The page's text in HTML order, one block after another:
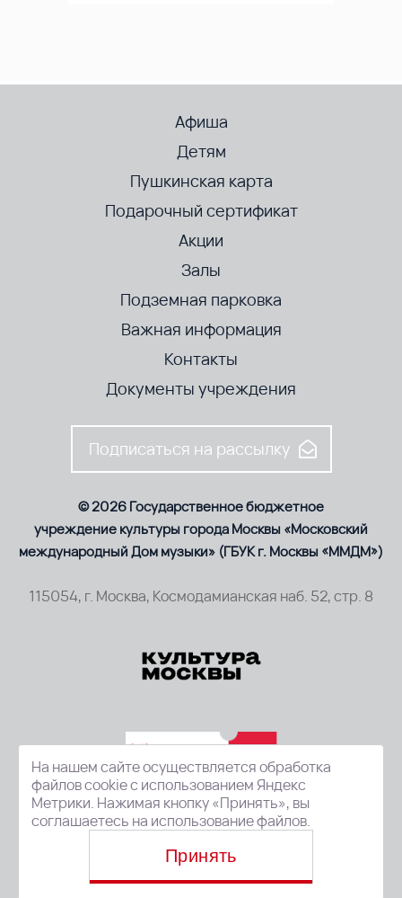
Афиша
Детям
Пушкинская карта
Подарочный сертификат
Акции
Залы
Подземная парковка
Важная информация
Контакты
Документы учреждения
Подписаться на рассылку
© 2026 Государственное бюджетное
учреждение культуры города Москвы «Московский
международный Дом музыки» (ГБУК г. Москвы «ММДМ»)
115054, г. Москва, Космодамианская наб. 52, стр. 8
На нашем сайте осуществляется обработка
файлов cookie с использованием Яндекс
Метрики. Нажимая кнопку «Принять», вы
соглашаетесь на использование файлов.
Принять